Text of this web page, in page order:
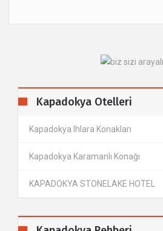
Kapadokya Otelleri
Kapadokya Ihlara Konakları
Kapadokya Karamanlı Konağı
KAPADOKYA STONELAKE HOTEL